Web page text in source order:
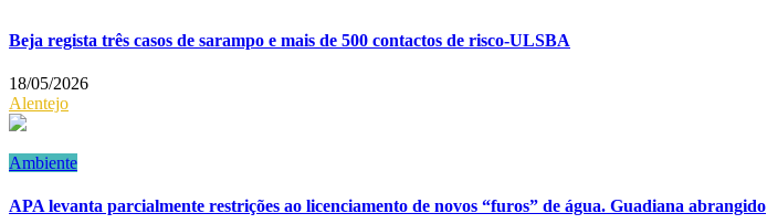
Beja regista três casos de sarampo e mais de 500 contactos de risco-ULSBA
18/05/2026
Alentejo
Ambiente
APA levanta parcialmente restrições ao licenciamento de novos “furos” de água. Guadiana abrangido